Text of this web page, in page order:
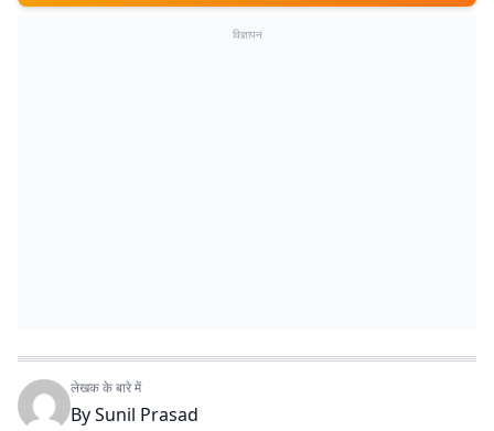
विज्ञापन
लेखक के बारे में
BySunil Prasad